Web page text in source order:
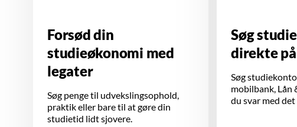
Forsød din
studieøkonomi med
legater
Søg penge til udvekslingsophold,
praktik eller bare til at gøre din
studietid lidt sjovere.
Søg
direkte
Søg
mobilbank, Lån
du svar med det